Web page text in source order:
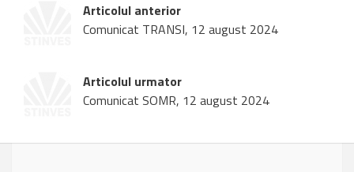
Articolul anterior
Comunicat TRANSI, 12 august 2024
Articolul urmator
Comunicat SOMR, 12 august 2024